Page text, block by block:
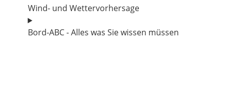
Wind- und Wettervorhersage
Bord-ABC - Alles was Sie wissen müssen